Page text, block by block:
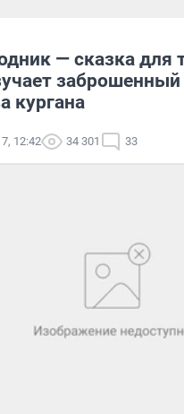
— сказка для
кургана
12:42 34 301 33